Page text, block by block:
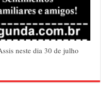
neste dia 30 de julho